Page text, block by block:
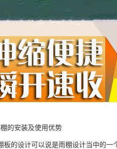
的安装及使用优势
板的设计可以说是雨棚设计当中的